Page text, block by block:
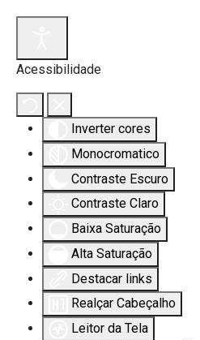
Acessibilidade
Inverter cores
Monocromatico
Contraste Escuro
Contraste Claro
Baixa Saturação
Alta Saturação
Destacar links
Realçar Cabeçalho
Leitor da Tela